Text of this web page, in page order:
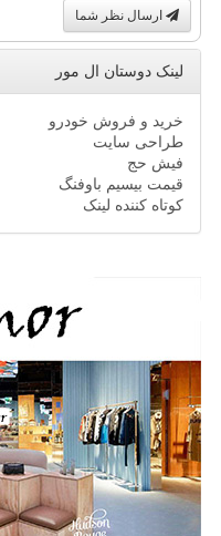
ارسال نظر شما
لینک دوستان ال مور
خرید و فروش خودرو
طراحی سایت
فیش حج
قیمت بیسیم باوفنگ
کوتاه کننده لینک